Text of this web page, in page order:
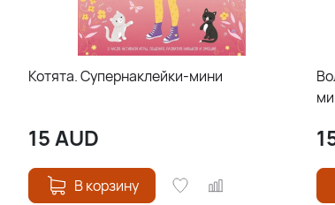
Котята. Супернаклейки-мини
15AUD
В корзину